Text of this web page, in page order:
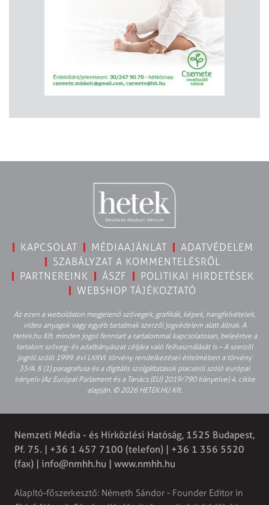
KAPCSOLAT MÉDIAAJÁNLAT
ADATVÉDELEM
SZABÁLYZAT A KOMMENTELÉSRŐL
PARTNEREINK
ÁSZF
POLITIKAI HIRDETÉSEK
WEBSHOP TÁJÉKOZTATÓ
Az ezen a weboldalon megjelenő szövegek, grafikák, képek, hangfelvételek,
video anyagok vagy egyéb tartalmak szerzői jogvédelem alatt állnak. A
Hetek.hu Kft. minden jogot fenntart a tartalommal kapcsolatosan, beleértve a
tartalom szöveg- és adatbányászat céljára való felhasználását is – A szerzői
jogról szóló 1999. évi LXXVI. törvény rendelkezései értelmében a törvény
35/A. § (1) paragrafusa és a digitális szolgáltatások piacairól szóló európai
irányelv (Az Európai Parlament és a Tanács (EU) 2019/790 Irányelve) 4. cikke
alapján. © 2026 HETEK.HU Kft.
Nemzeti Média - és Hírközlési Hatóság, 1525 Budapest,
Pf. 75. | +36 1 457 7100 (telefon) | +36 1 356 5520
(fax) | info@nmhh.hu | www.nmhh.hu
Alapító-főszerkesztő: Németh Sándor - Founder Editor in